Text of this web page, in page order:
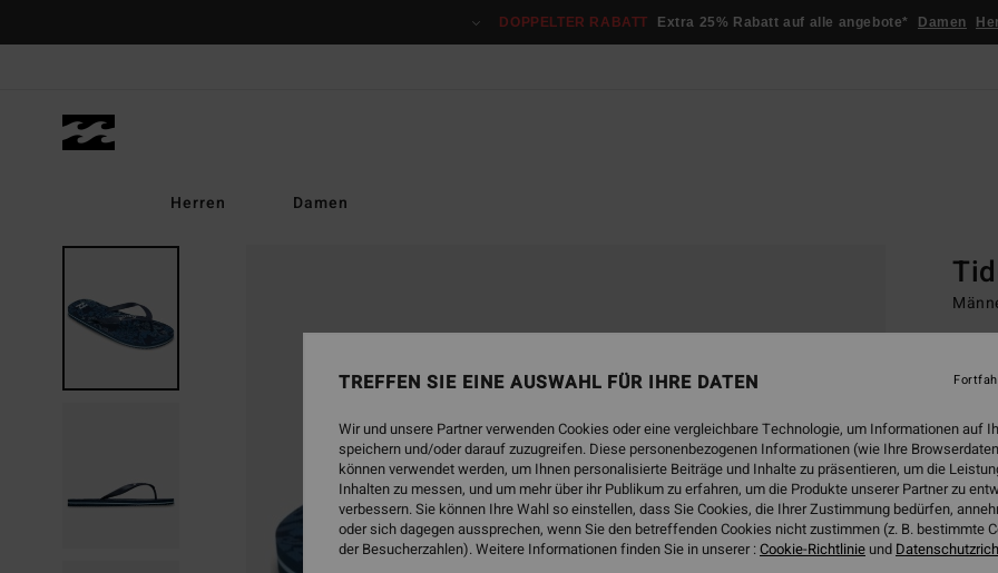
DOPPELTER RABATT Extra 25% Rabatt auf alle angebote* Damen
Herren Damen
€
SALE
Farbe
TREFFEN SIE EINE AUSWAHL FÜR IHRE DATEN
Wir und unsere Partner verwenden Cookies oder eine vergleichbare Technologie, um Informationen auf
speichern und/oder darauf zuzugreifen. Diese personenbezogenen Informationen (wie Ihre
können verwendet werden, um Ihnen personalisierte Beiträge und Inhalte zu präsentieren, um die
Inhalten zu messen, und um mehr über ihr Publikum zu erfahren, um die Produkte unserer Partner zu
verbessern. Sie können Ihre Wahl so einstellen, dass Sie Cookies, die Ihrer Zustimmung bedürfen,
oder sich dagegen aussprechen, wenn Sie den betreffenden Cookies nicht zustimmen (z. B. bestimmte
der Besucherzahlen). Weitere Informationen finden Sie in unserer :Cookie-Richtlinie und